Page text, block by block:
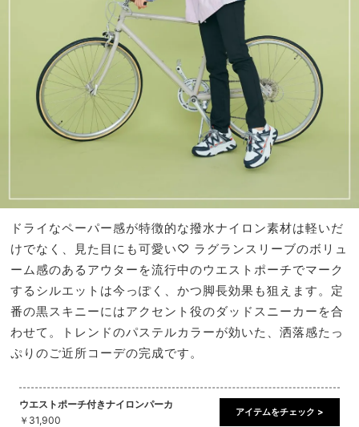
ドライなペーパー感が特徴的な撥水ナイロン素材は軽いだ
けでなく、見た目にも可愛い♡ ラグランスリーブのボリュ
ーム感のあるアウターを流行中のウエストポーチでマーク
するシルエットは今っぽく、かつ脚長効果も狙えます。定
番の黒スキニーにはアクセント役のダッドスニーカーを合
わせて。トレンドのパステルカラーが効いた、洒落感たっ
ぷりのご近所コーデの完成です。
ウエストポーチ付きナイロンパーカ
￥31,900
アイテムをチェック >